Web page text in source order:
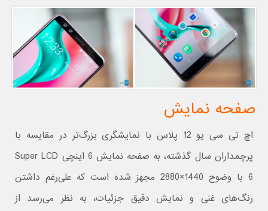
صفحه نمایش
اچ تی سی یو 12 پلاس با نمایشگری بزرگ‌تر در مقایسه با
پرچمداران سال گذشته، به صفحه نمایش 6 اینچی Super LCD
6 با وضوح 1440×2880 مجهز شده است که علی‌رغم داشتن
رنگ‌های غنی و نمایش دقیق جزئیات، به نظر می‌رسد از